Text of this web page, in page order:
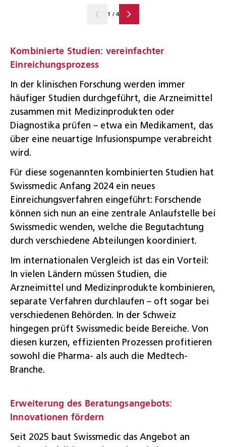
1 /4
Kombinierte Studien: vereinfachter
Einreichungsprozess
In der klinischen Forschung werden immer
häufiger Studien durchgeführt, die Arzneimittel
zusammen mit Medizinprodukten oder
Diagnostika prüfen – etwa ein Medikament, das
über eine neuartige Infusionspumpe verabreicht
wird.
Für diese sogenannten kombinierten Studien hat
Swissmedic Anfang 2024 ein neues
Einreichungsverfahren eingeführt: Forschende
können sich nun an eine zentrale Anlaufstelle bei
Swissmedic wenden, welche die Begutachtung
durch verschiedene Abteilungen koordiniert.
Im internationalen Vergleich ist das ein Vorteil:
In vielen Ländern müssen Studien, die
Arzneimittel und Medizinprodukte kombinieren,
separate Verfahren durchlaufen – oft sogar bei
verschiedenen Behörden. In der Schweiz
hingegen prüft Swissmedic beide Bereiche. Von
diesen kurzen, effizienten Prozessen profitieren
sowohl die Pharma- als auch die Medtech-
Branche.
Erweiterung des Beratungsangebots:
Innovationen fördern
Seit 2025 baut Swissmedic das Angebot an